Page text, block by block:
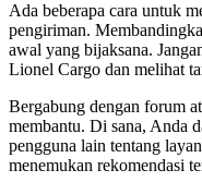
Ada beberapa cara untuk
pengiriman.
awal yang bijaksana.
Lionel Cargo dan melihat
Bergabung dengan forum
membantu. Di sana, Anda
pengguna lain tentang
menemukan rekomendasi